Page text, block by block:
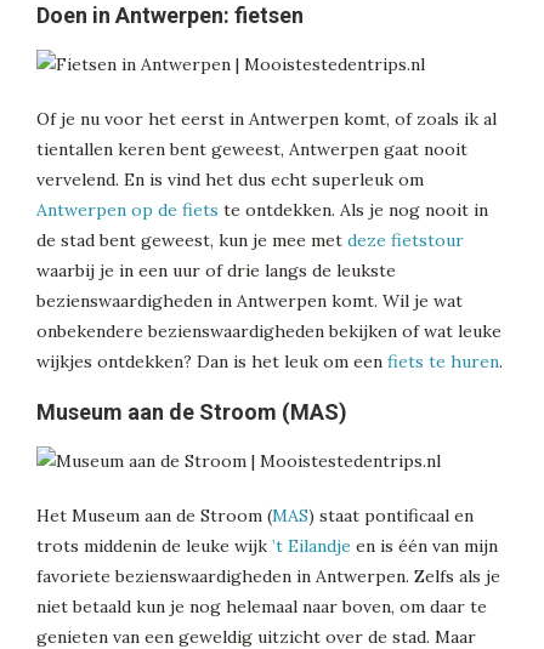
Doen in Antwerpen: fietsen
Of je nu voor het eerst in Antwerpen komt, of zoals ik al
tientallen keren bent geweest, Antwerpen gaat nooit
vervelend. En is vind het dus echt superleuk om
Antwerpen op de fiets te ontdekken. Als je nog nooit in
de stad bent geweest, kun je mee met deze fietstour
waarbij je in een uur of drie langs de leukste
bezienswaardigheden in Antwerpen komt. Wil je wat
onbekendere bezienswaardigheden bekijken of wat leuke
wijkjes ontdekken? Dan is het leuk om een fiets te huren.
Museum aan de Stroom (MAS)
Het Museum aan de Stroom (MAS) staat pontificaal en
trots middenin de leuke wijk ’t Eilandje en is één van mijn
favoriete bezienswaardigheden in Antwerpen. Zelfs als je
niet betaald kun je nog helemaal naar boven, om daar te
genieten van een geweldig uitzicht over de stad. Maar